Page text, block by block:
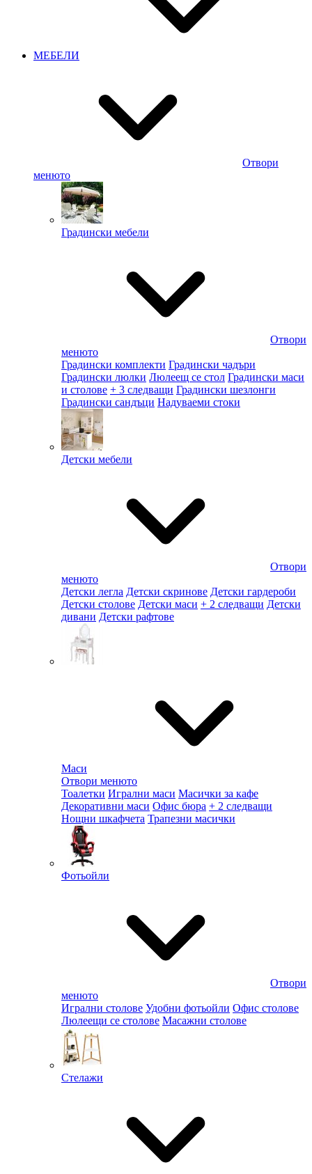
МЕБЕЛИ
Отвори
менюто
Градински мебели
Отвори
менюто
Градински комплекти Градински чадъри
Градински люлки Люлеещ се стол Градински маси
и столове + 3 следващи Градински шезлонги
Градински сандъци Надуваеми стоки
Детски мебели
Отвори
менюто
Детски легла Детски скринове Детски гардероби
Детски столове Детски маси + 2 следващи Детски
дивани Детски рафтове
Маси
Отвори менюто
Тоалетки Игрални маси Масички за кафе
Декоративни маси Офис бюра + 2 следващи
Нощни шкафчета Трапезни масички
Фотьойли
Отвори
менюто
Игрални столове Удобни фотьойли Офис столове
Люлеещи се столове Масажни столове
Стелажи